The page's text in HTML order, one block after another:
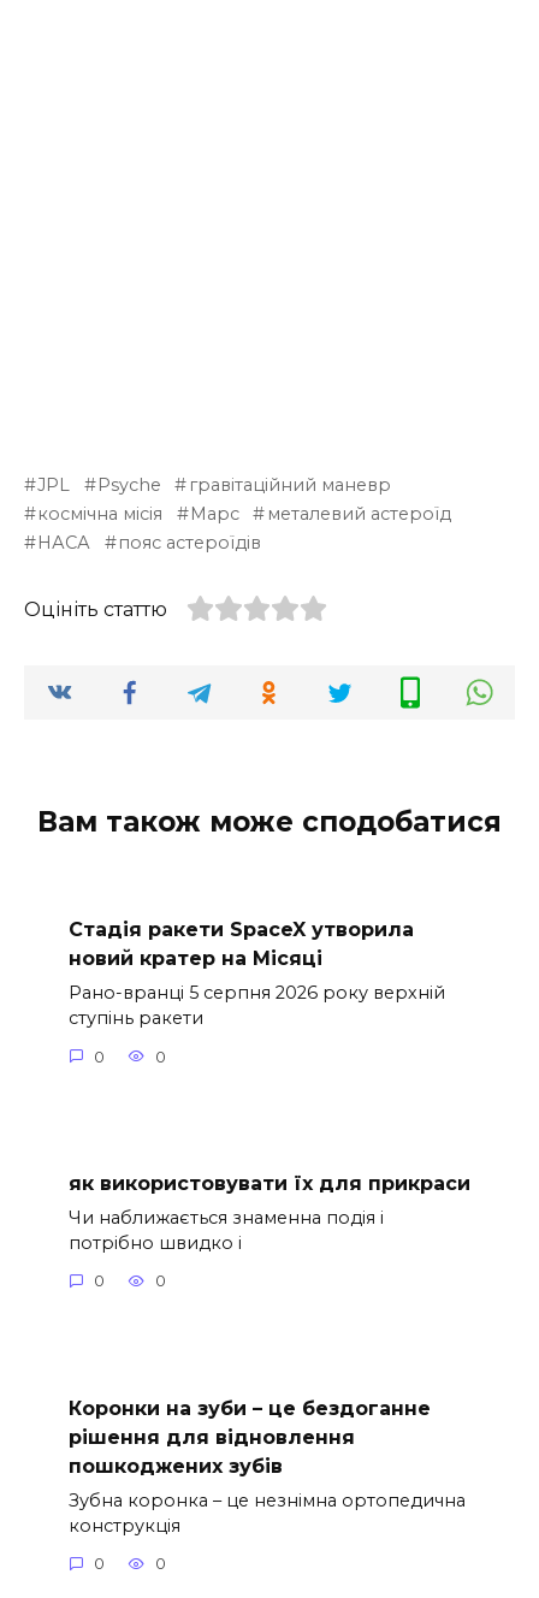
JPL Psyche
гравітаційний маневр
космічна місія
Марс
металевий астероїд
НАСА
пояс астероїдів
Оцініть статтю
Вам також може сподобатися
Стадія ракети SpaceX утворила
новий кратер на Місяці
Рано-вранці 5 серпня 2026 року верхній
ступінь ракети
0 0
як використовувати їх для прикраси
Чи наближається знаменна подія і
потрібно швидко і
0 0
Коронки на зуби – це бездоганне
рішення для відновлення
пошкоджених зубів
Зубна коронка – це незнімна ортопедична
конструкція
0 0